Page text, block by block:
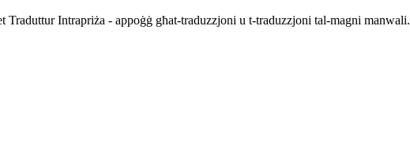
Intrapriża - appoġġ għat-traduzzjoni u t-traduzzjoni tal-magni manwali.